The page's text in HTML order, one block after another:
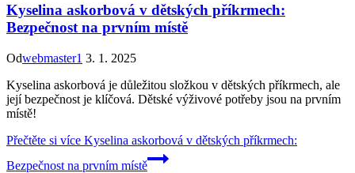
Kyselina askorbová v dětských příkrmech:
Bezpečnost na prvním místě
Odwebmaster1 3. 1. 2025
Kyselina askorbová je důležitou složkou v dětských příkrmech, ale
její bezpečnost je klíčová. Dětské výživové potřeby jsou na prvním
místě!
Přečtěte si více Kyselina askorbová v dětských příkrmech:
Bezpečnost na prvním místě